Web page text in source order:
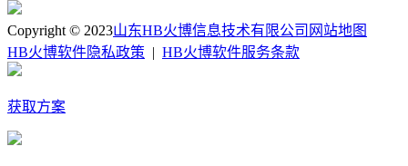
Copyright © 2023山东HB火博信息技术有限公司 网站地图
HB火博软件隐私政策
HB火博软件服务条款
获取方案